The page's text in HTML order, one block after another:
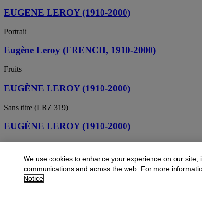
EUGENE LEROY (1910-2000)
Portrait
Eugène Leroy (FRENCH, 1910-2000)
Fruits
EUGÈNE LEROY (1910-2000)
Sans titre (LRZ 319)
EUGÈNE LEROY (1910-2000)
Sans titre
EUGÈNE LEROY (1910-2000)
Christ en croix
We use cookies to enhance your experience on our site,
communications and across the web. For more
Notice